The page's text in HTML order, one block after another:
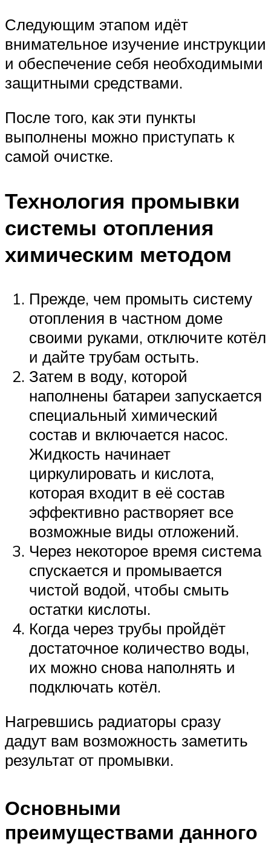
Следующим этапом идёт
внимательное изучение инструкции
и обеспечение себя необходимыми
защитными средствами.
После того, как эти пункты
выполнены можно приступать к
самой очистке.
Технология промывки
системы отопления
химическим методом
Прежде, чем промыть систему
отопления в частном доме
своими руками, отключите котёл
и дайте трубам остыть.
Затем в воду, которой
наполнены батареи запускается
специальный химический
состав и включается насос.
Жидкость начинает
циркулировать и кислота,
которая входит в её состав
эффективно растворяет все
возможные виды отложений.
Через некоторое время система
спускается и промывается
чистой водой, чтобы смыть
остатки кислоты.
Когда через трубы пройдёт
достаточное количество воды,
их можно снова наполнять и
подключать котёл.
Нагревшись радиаторы сразу
дадут вам возможность заметить
результат от промывки.
Основными
преимуществами данного